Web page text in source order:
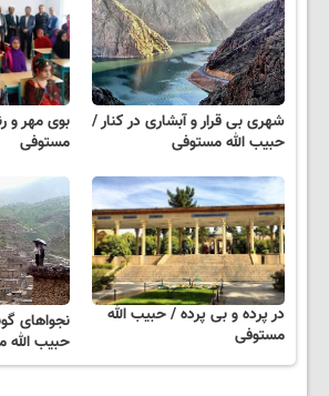
شهری بی قرار و آبشاری در کنار /
حبیب الله مستوفی
بوی مهر و
مستوفی
در پرده و بی پرده / حبیب الله
مستوفی
نجواهای‌
حبیب الله